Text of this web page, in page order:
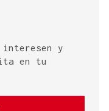
interesen y
en tu